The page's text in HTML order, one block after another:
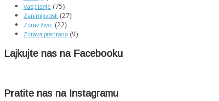
Vaspitanje (75)
Zanimljivosti (27)
Zdrav život(22)
Zdrava prehrana (9)
Lajkujte nas na Facebooku
Pratite nas na Instagramu